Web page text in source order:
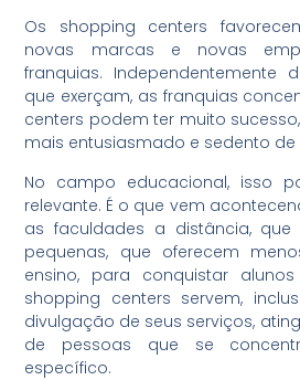
Os shopping centers
novas marcas e novas
franquias. Independentemente
que exerçam, as franquias
centers podem ter muito
mais entusiasmado e sedento de
No campo educacional, isso
relevante. É o que vem
as faculdades a distância, que
pequenas, que oferecem
ensino, para conquistar
shopping centers servem,
divulgação de seus serviços,
de pessoas que se
específico.